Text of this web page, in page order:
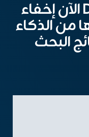
يتيح لك DuckDuckgo الآن إخفاء
من الذكاء
البحث